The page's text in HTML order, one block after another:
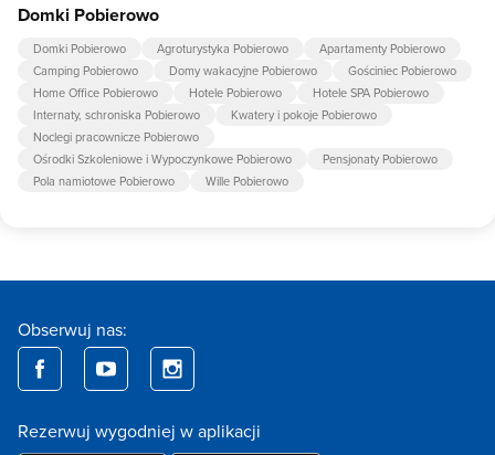
Domki Pobierowo
Domki Pobierowo Agroturystyka Pobierowo
Apartamenty Pobierowo
Camping Pobierowo
Domy wakacyjne Pobierowo
Gościniec Pobierowo
Home Office Pobierowo
Hotele Pobierowo
Hotele SPA Pobierowo
Internaty, schroniska Pobierowo
Kwatery i pokoje Pobierowo
Noclegi pracownicze Pobierowo
Ośrodki Szkoleniowe i Wypoczynkowe Pobierowo
Pensjonaty Pobierowo
Pola namiotowe Pobierowo
Wille Pobierowo
Obserwuj nas:
Rezerwuj wygodniej w aplikacji